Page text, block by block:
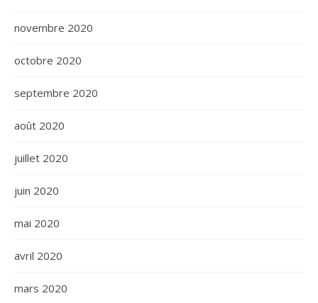
novembre 2020
octobre 2020
septembre 2020
août 2020
juillet 2020
juin 2020
mai 2020
avril 2020
mars 2020